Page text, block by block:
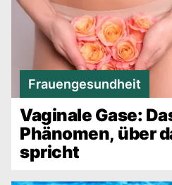
Frauengesundheit
Vaginale Gase:
Phänomen, über
spricht